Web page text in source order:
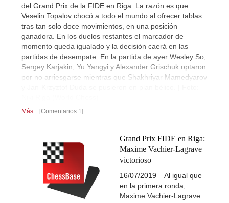
del Grand Prix de la FIDE en Riga. La razón es que
Veselin Topalov chocó a todo el mundo al ofrecer tablas
tras tan solo doce movimientos, en una posición
ganadora. En los duelos restantes el marcador de
momento queda igualado y la decisión caerá en las
partidas de desempate. En la partida de ayer Wesley So,
Sergey Karjakin, Yu Yangyi y Alexander Grischuk optaron
por no arriesgarse mientras que Shakhriyar Mamedyarov
Más... Comentarios 1
Grand Prix FIDE en Riga:
Maxime Vachier-Lagrave
victorioso
16/07/2019 – Al igual que
en la primera ronda,
Maxime Vachier-Lagrave